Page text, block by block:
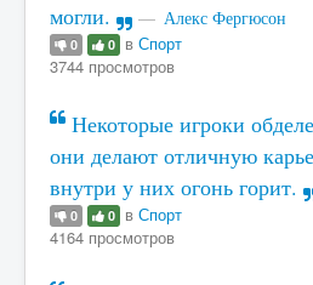
могли.
Алекс Фергюсон
0 0 в Спорт
3744 просмотров
Некоторые игроки
они делают отличную
внутри у них огонь горит.
0 0 в Спорт
4164 просмотров